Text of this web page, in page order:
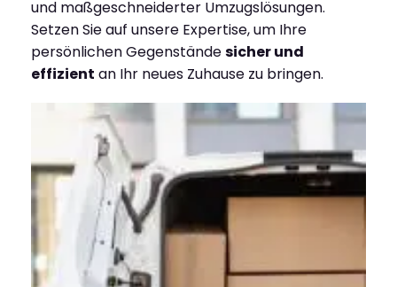
und maßgeschneiderter Umzugslösungen.
Setzen Sie auf unsere Expertise, um Ihre
persönlichen Gegenständesicher und
effizient an Ihr neues Zuhause zu bringen.